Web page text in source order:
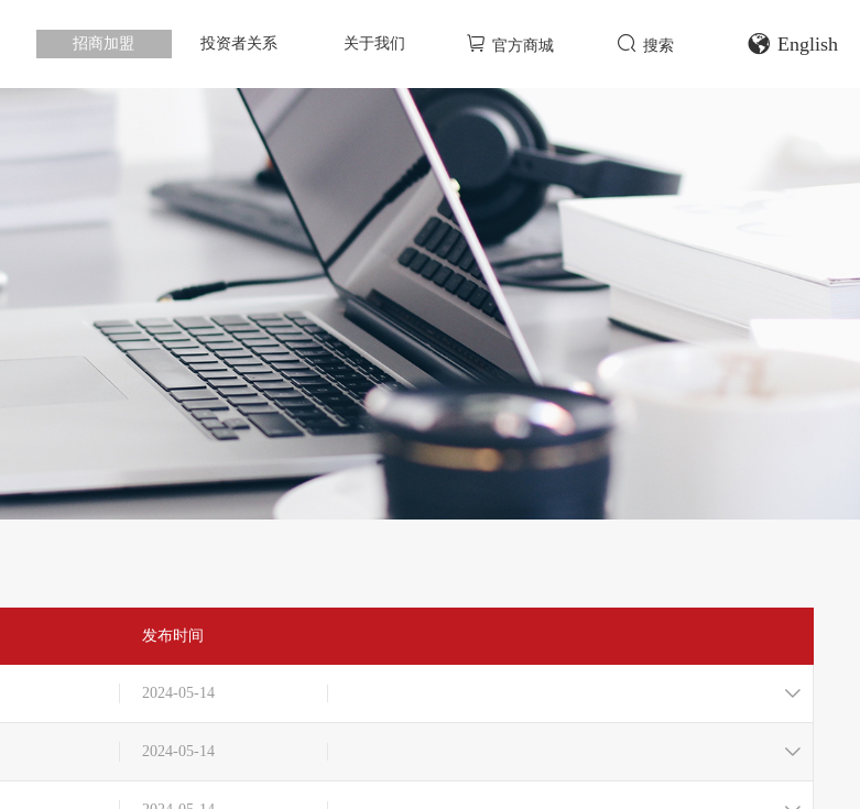
招商加盟 投资者关系 关于我们 官方商城 搜索 English
发布时间
2024-05-14
2024-05-14